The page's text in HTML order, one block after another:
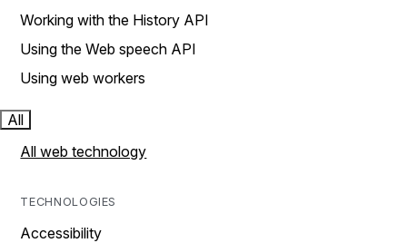
Working with the History API
Using the Web speech API
Using web workers
All
All web technology
TECHNOLOGIES
Accessibility